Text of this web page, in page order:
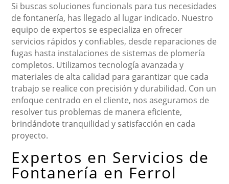
Si buscas soluciones funcionals para tus necesidades
de fontanería, has llegado al lugar indicado. Nuestro
equipo de expertos se especializa en ofrecer
servicios rápidos y confiables, desde reparaciones de
fugas hasta instalaciones de sistemas de plomería
completos. Utilizamos tecnología avanzada y
materiales de alta calidad para garantizar que cada
trabajo se realice con precisión y durabilidad. Con un
enfoque centrado en el cliente, nos aseguramos de
resolver tus problemas de manera eficiente,
brindándote tranquilidad y satisfacción en cada
proyecto.
Expertos en Servicios de
Fontanería en Ferrol